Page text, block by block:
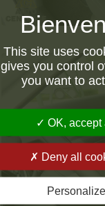
This site uses
gives you control
you want to
OK, accept
Deny all
Personalize